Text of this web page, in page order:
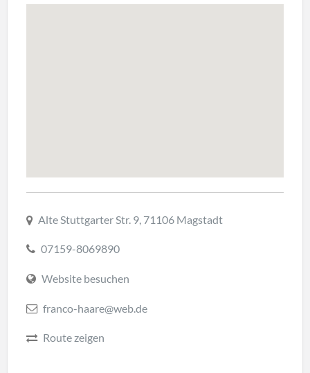
Alte Stuttgarter Str. 9, 71106 Magstadt
07159-8069890
Website besuchen
franco-haare@web.de
Route zeigen